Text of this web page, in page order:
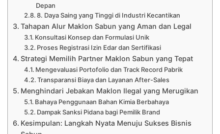
Depan
8. Daya Saing yang Tinggi di Industri Kecantikan
Tahapan Alur Maklon Sabun yang Aman dan Legal
Konsultasi Konsep dan Formulasi Unik
Proses Registrasi Izin Edar dan Sertifikasi
Strategi Memilih Partner Maklon Sabun yang Tepat
Mengevaluasi Portofolio dan Track Record Pabrik
Transparansi Biaya dan Layanan After-Sales
Menghindari Jebakan Maklon Ilegal yang Merugikan
Bahaya Penggunaan Bahan Kimia Berbahaya
Dampak Sanksi Pidana bagi Pemilik Brand
Kesimpulan: Langkah Nyata Menuju Sukses Bisnis